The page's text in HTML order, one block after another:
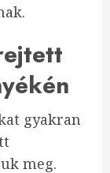
gyakran
meg.